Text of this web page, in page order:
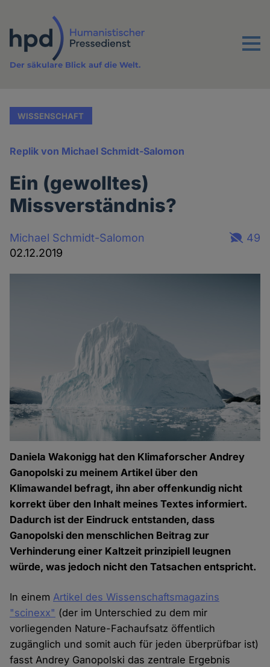
Inhalt
Menu
Der säkulare Blick auf die Welt.
WISSENSCHAFT
Replik von Michael Schmidt-Salomon
Ein (gewolltes)
Missverständnis?
Michael Schmidt-Salomon
02.12.2019
49
Daniela Wakonigg hat den Klimaforscher Andrey
Ganopolski zu meinem Artikel über den
Klimawandel befragt, ihn aber offenkundig nicht
korrekt über den Inhalt meines Textes informiert.
Dadurch ist der Eindruck entstanden, dass
Ganopolski den menschlichen Beitrag zur
Verhinderung einer Kaltzeit prinzipiell leugnen
würde, was jedoch nicht den Tatsachen entspricht.
In einemArtikel des Wissenschaftsmagazins
"scinexx" (der im Unterschied zu dem mir
vorliegenden Nature-Fachaufsatz öffentlich
zugänglich und somit auch für jeden überprüfbar ist)
fasst Andrey Ganopolski das zentrale Ergebnis